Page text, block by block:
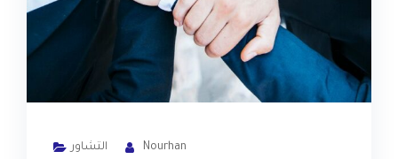
Nourhan التشاور